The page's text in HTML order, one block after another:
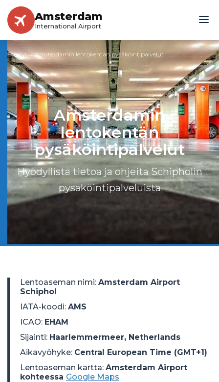
Amsterdam
International Airport
Etusivu»Amsterdamin lentokentän pysäköintipalvelut
Amsterdamin
lentokentän
pysäköintipalvelut
Hyödyllistä tietoa ja ohjeita Schipholin
pysäköintipalveluista
Lentoaseman nimi: Amsterdam Airport
Schiphol
IATA-koodi: AMS
ICAO: EHAM
Sijainti: Haarlemmermeer, Netherlands
Aikavyöhyke: Central European Time (GMT+1)
Lentoaseman kartta: Amsterdam Airport
kohteessa Google Maps